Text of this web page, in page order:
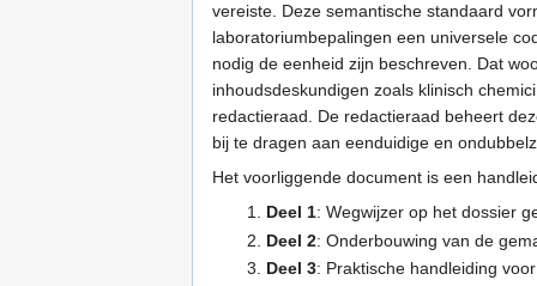
vereiste. Deze semantische standaard
laboratoriumbepalingen een universele
nodig de eenheid zijn beschreven. Dat
inhoudsdeskundigen zoals klinisch
redactieraad. De redactieraad beheert
bij te dragen aan eenduidige en
Het voorliggende document is een
Deel 1: Wegwijzer op het dossier
Deel 2: Onderbouwing van de
Deel 3: Praktische handleiding